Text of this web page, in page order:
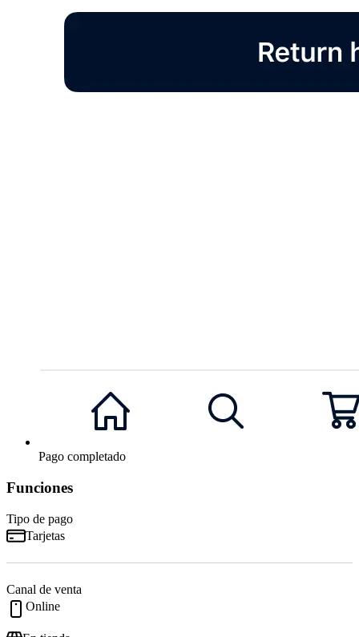
Pago completado
Funciones
Tipo de pago
Tarjetas
Canal de venta
Online